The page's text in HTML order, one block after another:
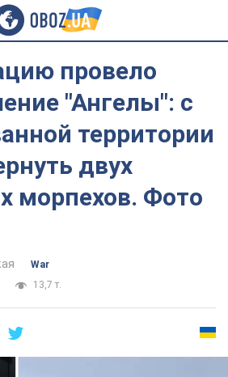
провело
"Ангелы": с
территории
двух
морпехов. Фото
War
13,7 т.